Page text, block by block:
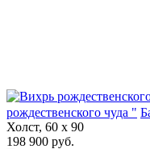
рождественского чуда "
Холст, 60 x 90
198 900 руб.